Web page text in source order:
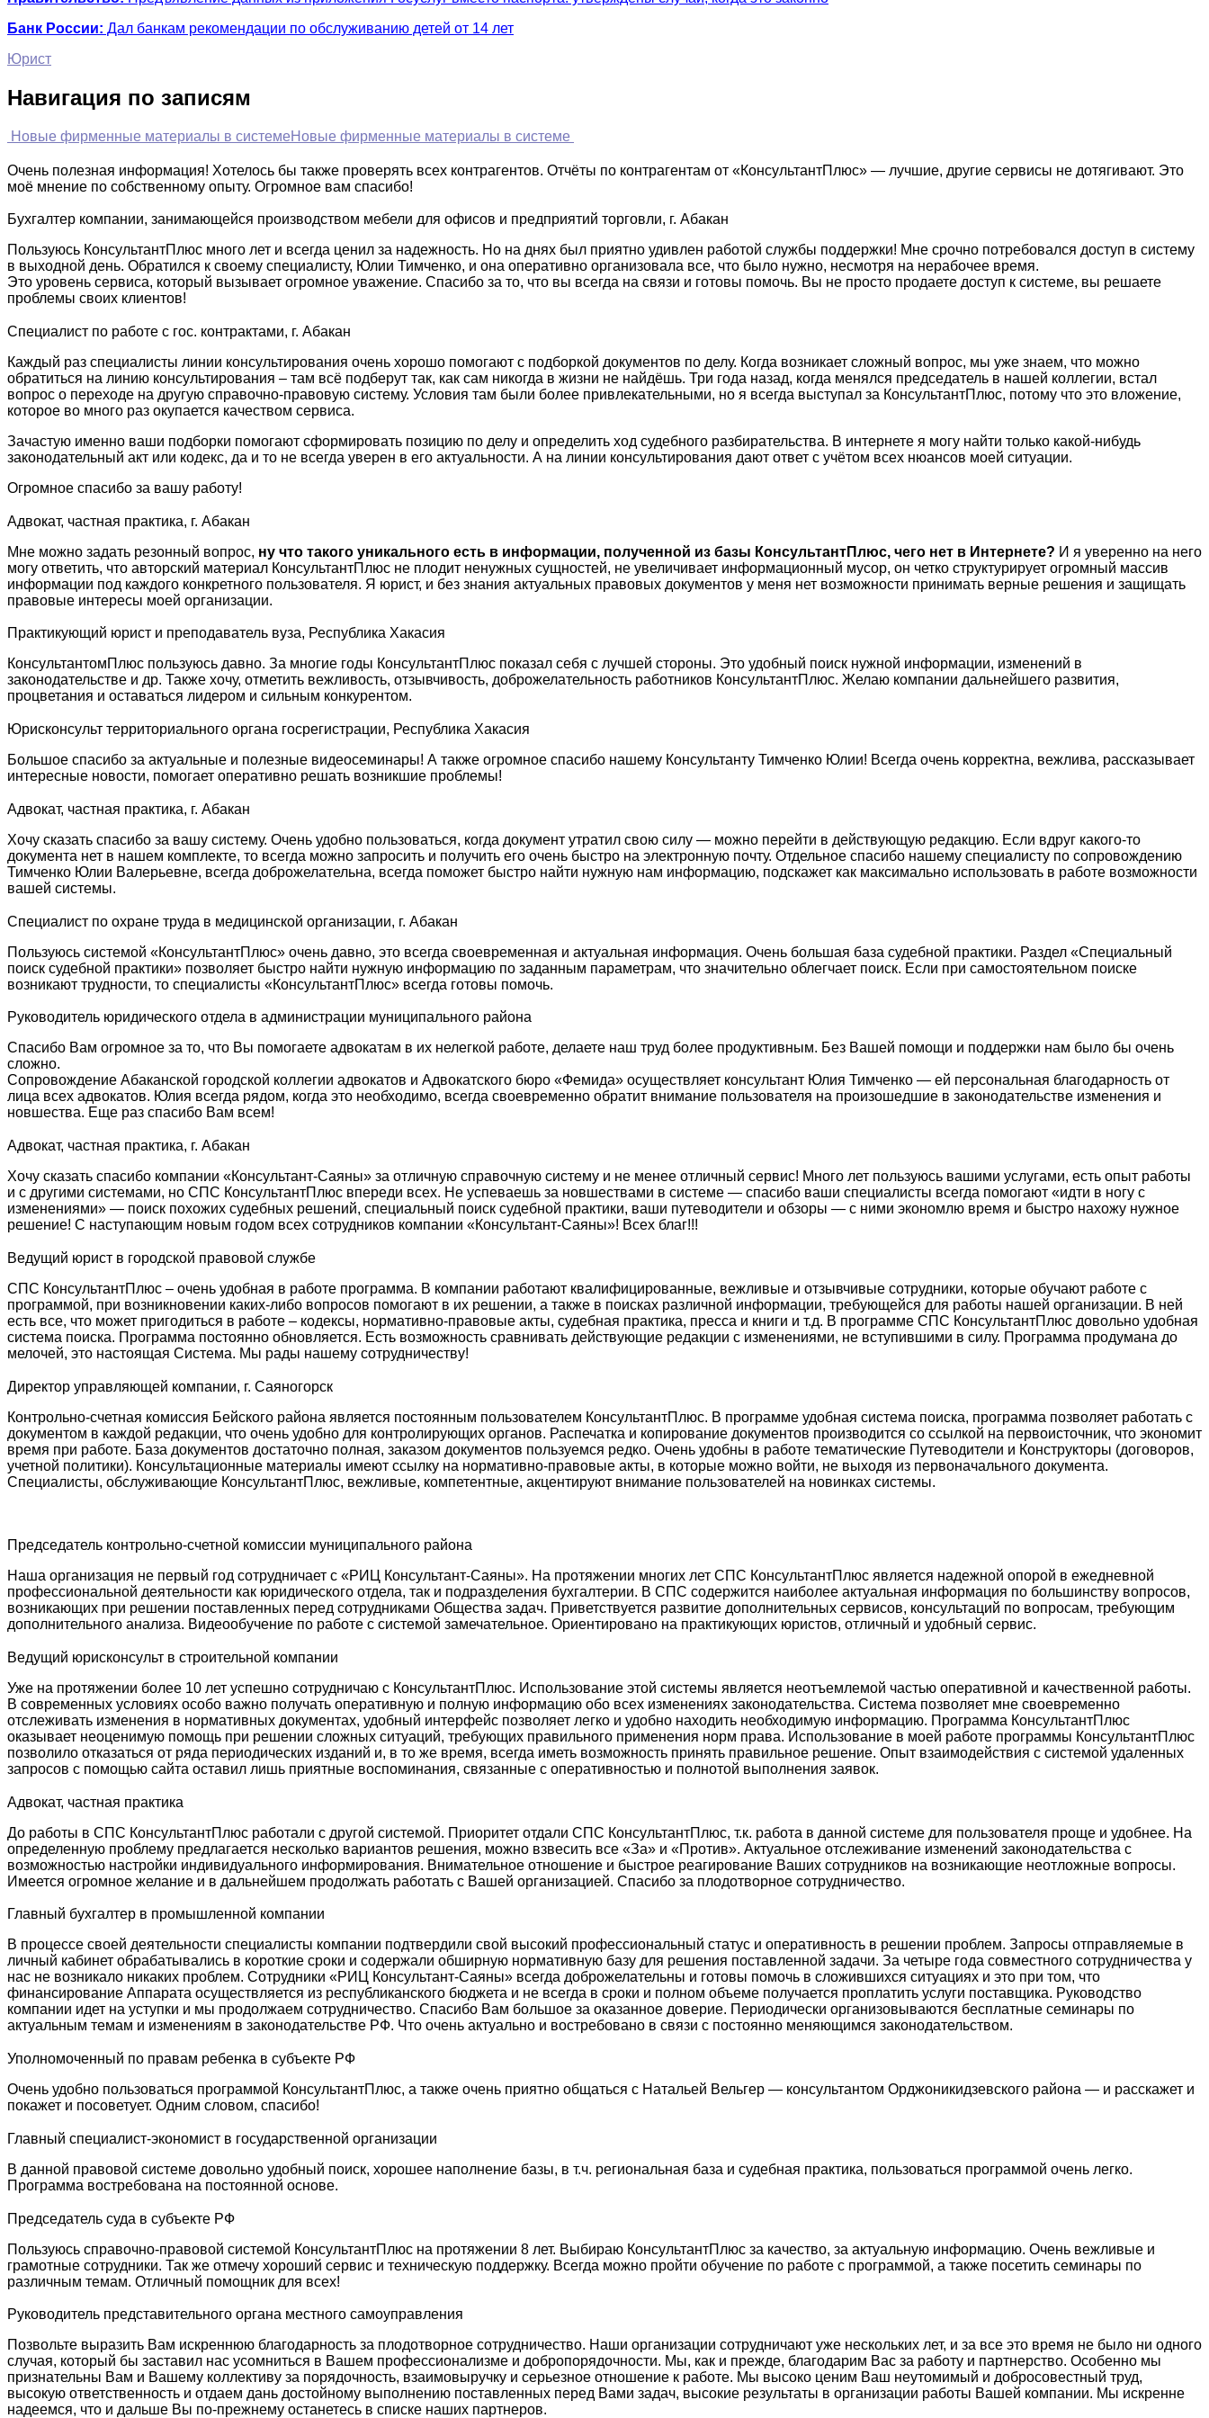
Банк России: Дал банкам рекомендации по обслуживанию детей от 14 лет
Юрист
Навигация по записям
Новые фирменные материалы в системеНовые фирменные материалы в системе
Очень полезная информация! Хотелось бы также проверять всех контрагентов. Отчёты по контрагентам от «КонсультантПлюс» — лучшие, другие сервисы не дотягивают. Это
моё мнение по собственному опыту. Огромное вам спасибо!
Бухгалтер компании, занимающейся производством мебели для офисов и предприятий торговли, г. Абакан
Пользуюсь КонсультантПлюс много лет и всегда ценил за надежность. Но на днях был приятно удивлен работой службы поддержки! Мне срочно потребовался доступ в систему
в выходной день. Обратился к своему специалисту, Юлии Тимченко, и она оперативно организовала все, что было нужно, несмотря на нерабочее время.
Это уровень сервиса, который вызывает огромное уважение. Спасибо за то, что вы всегда на связи и готовы помочь. Вы не просто продаете доступ к системе, вы решаете
проблемы своих клиентов!
Специалист по работе с гос. контрактами, г. Абакан
Каждый раз специалисты линии консультирования очень хорошо помогают с подборкой документов по делу. Когда возникает сложный вопрос, мы уже знаем, что можно
обратиться на линию консультирования – там всё подберут так, как сам никогда в жизни не найдёшь. Три года назад, когда менялся председатель в нашей коллегии, встал
вопрос о переходе на другую справочно-правовую систему. Условия там были более привлекательными, но я всегда выступал за КонсультантПлюс, потому что это вложение,
которое во много раз окупается качеством сервиса.
Зачастую именно ваши подборки помогают сформировать позицию по делу и определить ход судебного разбирательства. В интернете я могу найти только какой-нибудь
законодательный акт или кодекс, да и то не всегда уверен в его актуальности. А на линии консультирования дают ответ с учётом всех нюансов моей ситуации.
Огромное спасибо за вашу работу!
Адвокат, частная практика, г. Абакан
Мне можно задать резонный вопрос, ну что такого уникального есть в информации, полученной из базы КонсультантПлюс, чего нет в Интернете? И я уверенно на него
могу ответить, что авторский материал КонсультантПлюс не плодит ненужных сущностей, не увеличивает информационный мусор, он четко структурирует огромный массив
информации под каждого конкретного пользователя. Я юрист, и без знания актуальных правовых документов у меня нет возможности принимать верные решения и защищать
правовые интересы моей организации.
Практикующий юрист и преподаватель вуза, Республика Хакасия
КонсультантомПлюс пользуюсь давно. За многие годы КонсультантПлюс показал себя с лучшей стороны. Это удобный поиск нужной информации, изменений в
законодательстве и др. Также хочу, отметить вежливость, отзывчивость, доброжелательность работников КонсультантПлюс. Желаю компании дальнейшего развития,
процветания и оставаться лидером и сильным конкурентом.
Юрисконсульт территориального органа госрегистрации, Республика Хакасия
Большое спасибо за актуальные и полезные видеосеминары! А также огромное спасибо нашему Консультанту Тимченко Юлии! Всегда очень корректна, вежлива, рассказывает
интересные новости, помогает оперативно решать возникшие проблемы!
Адвокат, частная практика, г. Абакан
Хочу сказать спасибо за вашу систему. Очень удобно пользоваться, когда документ утратил свою силу — можно перейти в действующую редакцию. Если вдруг какого-то
документа нет в нашем комплекте, то всегда можно запросить и получить его очень быстро на электронную почту. Отдельное спасибо нашему специалисту по сопровождению
Тимченко Юлии Валерьевне, всегда доброжелательна, всегда поможет быстро найти нужную нам информацию, подскажет как максимально использовать в работе возможности
вашей системы.
Специалист по охране труда в медицинской организации, г. Абакан
Пользуюсь системой «КонсультантПлюс» очень давно, это всегда своевременная и актуальная информация. Очень большая база судебной практики. Раздел «Специальный
поиск судебной практики» позволяет быстро найти нужную информацию по заданным параметрам, что значительно облегчает поиск. Если при самостоятельном поиске
возникают трудности, то специалисты «КонсультантПлюс» всегда готовы помочь.
Руководитель юридического отдела в администрации муниципального района
Спасибо Вам огромное за то, что Вы помогаете адвокатам в их нелегкой работе, делаете наш труд более продуктивным. Без Вашей помощи и поддержки нам было бы очень
сложно.
Сопровождение Абаканской городской коллегии адвокатов и Адвокатского бюро «Фемида» осуществляет консультант Юлия Тимченко — ей персональная благодарность от
лица всех адвокатов. Юлия всегда рядом, когда это необходимо, всегда своевременно обратит внимание пользователя на произошедшие в законодательстве изменения и
новшества. Еще раз спасибо Вам всем!
Адвокат, частная практика, г. Абакан
Хочу сказать спасибо компании «Консультант-Саяны» за отличную справочную систему и не менее отличный сервис! Много лет пользуюсь вашими услугами, есть опыт работы
и с другими системами, но СПС КонсультантПлюс впереди всех. Не успеваешь за новшествами в системе — спасибо ваши специалисты всегда помогают «идти в ногу с
изменениями» — поиск похожих судебных решений, специальный поиск судебной практики, ваши путеводители и обзоры — с ними экономлю время и быстро нахожу нужное
решение! С наступающим новым годом всех сотрудников компании «Консультант-Саяны»! Всех благ!!!
Ведущий юрист в городской правовой службе
СПС КонсультантПлюс – очень удобная в работе программа. В компании работают квалифицированные, вежливые и отзывчивые сотрудники, которые обучают работе с
программой, при возникновении каких-либо вопросов помогают в их решении, а также в поисках различной информации, требующейся для работы нашей организации. В ней
есть все, что может пригодиться в работе – кодексы, нормативно-правовые акты, судебная практика, пресса и книги и т.д. В программе СПС КонсультантПлюс довольно удобная
система поиска. Программа постоянно обновляется. Есть возможность сравнивать действующие редакции с изменениями, не вступившими в силу. Программа продумана до
мелочей, это настоящая Система. Мы рады нашему сотрудничеству!
Директор управляющей компании, г. Саяногорск
Контрольно-счетная комиссия Бейского района является постоянным пользователем КонсультантПлюс. В программе удобная система поиска, программа позволяет работать с
документом в каждой редакции, что очень удобно для контролирующих органов. Распечатка и копирование документов производится со ссылкой на первоисточник, что экономит
время при работе. База документов достаточно полная, заказом документов пользуемся редко. Очень удобны в работе тематические Путеводители и Конструкторы (договоров,
учетной политики). Консультационные материалы имеют ссылку на нормативно-правовые акты, в которые можно войти, не выходя из первоначального документа.
Специалисты, обслуживающие КонсультантПлюс, вежливые, компетентные, акцентируют внимание пользователей на новинках системы.
Председатель контрольно-счетной комиссии муниципального района
Наша организация не первый год сотрудничает с «РИЦ Консультант-Саяны». На протяжении многих лет СПС КонсультантПлюс является надежной опорой в ежедневной
профессиональной деятельности как юридического отдела, так и подразделения бухгалтерии. В СПС содержится наиболее актуальная информация по большинству вопросов,
возникающих при решении поставленных перед сотрудниками Общества задач. Приветствуется развитие дополнительных сервисов, консультаций по вопросам, требующим
дополнительного анализа. Видеообучение по работе с системой замечательное. Ориентировано на практикующих юристов, отличный и удобный сервис.
Ведущий юрисконсульт в строительной компании
Уже на протяжении более 10 лет успешно сотрудничаю с КонсультантПлюс. Использование этой системы является неотъемлемой частью оперативной и качественной работы.
В современных условиях особо важно получать оперативную и полную информацию обо всех изменениях законодательства. Система позволяет мне своевременно
отслеживать изменения в нормативных документах, удобный интерфейс позволяет легко и удобно находить необходимую информацию. Программа КонсультантПлюс
оказывает неоценимую помощь при решении сложных ситуаций, требующих правильного применения норм права. Использование в моей работе программы КонсультантПлюс
позволило отказаться от ряда периодических изданий и, в то же время, всегда иметь возможность принять правильное решение. Опыт взаимодействия с системой удаленных
запросов с помощью сайта оставил лишь приятные воспоминания, связанные с оперативностью и полнотой выполнения заявок.
Адвокат, частная практика
До работы в СПС КонсультантПлюс работали с другой системой. Приоритет отдали СПС КонсультантПлюс, т.к. работа в данной системе для пользователя проще и удобнее. На
определенную проблему предлагается несколько вариантов решения, можно взвесить все «За» и «Против». Актуальное отслеживание изменений законодательства с
возможностью настройки индивидуального информирования. Внимательное отношение и быстрое реагирование Ваших сотрудников на возникающие неотложные вопросы.
Имеется огромное желание и в дальнейшем продолжать работать с Вашей организацией. Спасибо за плодотворное сотрудничество.
Главный бухгалтер в промышленной компании
В процессе своей деятельности специалисты компании подтвердили свой высокий профессиональный статус и оперативность в решении проблем. Запросы отправляемые в
личный кабинет обрабатывались в короткие сроки и содержали обширную нормативную базу для решения поставленной задачи. За четыре года совместного сотрудничества у
нас не возникало никаких проблем. Сотрудники «РИЦ Консультант-Саяны» всегда доброжелательны и готовы помочь в сложившихся ситуациях и это при том, что
финансирование Аппарата осуществляется из республиканского бюджета и не всегда в сроки и полном объеме получается проплатить услуги поставщика. Руководство
компании идет на уступки и мы продолжаем сотрудничество. Спасибо Вам большое за оказанное доверие. Периодически организовываются бесплатные семинары по
актуальным темам и изменениям в законодательстве РФ. Что очень актуально и востребовано в связи с постоянно меняющимся законодательством.
Уполномоченный по правам ребенка в субъекте РФ
Очень удобно пользоваться программой КонсультантПлюс, а также очень приятно общаться с Натальей Вельгер — консультантом Орджоникидзевского района — и расскажет и
покажет и посоветует. Одним словом, спасибо!
Главный специалист-экономист в государственной организации
В данной правовой системе довольно удобный поиск, хорошее наполнение базы, в т.ч. региональная база и судебная практика, пользоваться программой очень легко.
Программа востребована на постоянной основе.
Председатель суда в субъекте РФ
Пользуюсь справочно-правовой системой КонсультантПлюс на протяжении 8 лет. Выбираю КонсультантПлюс за качество, за актуальную информацию. Очень вежливые и
грамотные сотрудники. Так же отмечу хороший сервис и техническую поддержку. Всегда можно пройти обучение по работе с программой, а также посетить семинары по
различным темам. Отличный помощник для всех!
Руководитель представительного органа местного самоуправления
Позвольте выразить Вам искреннюю благодарность за плодотворное сотрудничество. Наши организации сотрудничают уже нескольких лет, и за все это время не было ни одного
случая, который бы заставил нас усомниться в Вашем профессионализме и добропорядочности. Мы, как и прежде, благодарим Вас за работу и партнерство. Особенно мы
признательны Вам и Вашему коллективу за порядочность, взаимовыручку и серьезное отношение к работе. Мы высоко ценим Ваш неутомимый и добросовестный труд,
высокую ответственность и отдаем дань достойному выполнению поставленных перед Вами задач, высокие результаты в организации работы Вашей компании. Мы искренне
надеемся, что и дальше Вы по-прежнему останетесь в списке наших партнеров.